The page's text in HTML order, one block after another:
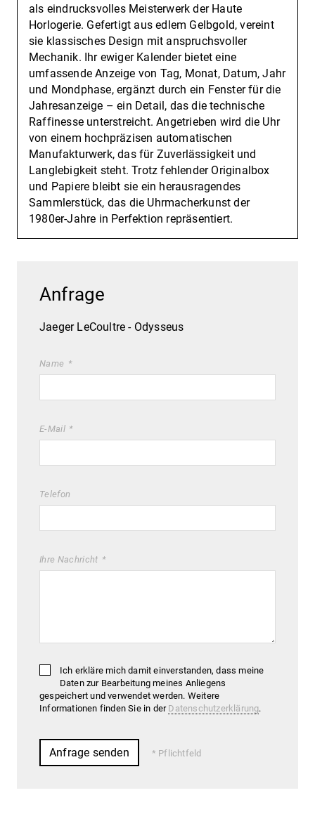
als eindrucksvolles Meisterwerk der Haute
Horlogerie. Gefertigt aus edlem Gelbgold, vereint
sie klassisches Design mit anspruchsvoller
Mechanik. Ihr ewiger Kalender bietet eine
umfassende Anzeige von Tag, Monat, Datum, Jahr
und Mondphase, ergänzt durch ein Fenster für die
Jahresanzeige – ein Detail, das die technische
Raffinesse unterstreicht. Angetrieben wird die Uhr
von einem hochpräzisen automatischen
Manufakturwerk, das für Zuverlässigkeit und
Langlebigkeit steht. Trotz fehlender Originalbox
und Papiere bleibt sie ein herausragendes
Sammlerstück, das die Uhrmacherkunst der
1980er-Jahre in Perfektion repräsentiert.
Anfrage
Jaeger LeCoultre - Odysseus
Name
E-Mail
Telefon
Ihre Nachricht
Ich erkläre mich damit einverstanden, dass meine
Daten zur Bearbeitung meines Anliegens
gespeichert und verwendet werden. Weitere
Informationen finden Sie in der Datenschutzerklärung.
Pflichtfeld